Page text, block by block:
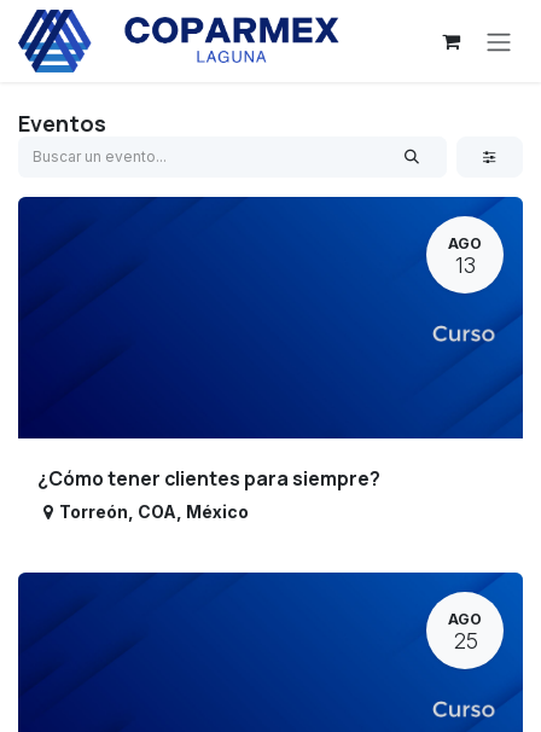
Ir al contenido
Eventos
AGO
13
¿Cómo tener clientes para siempre?
Torreón COA México
AGO
25